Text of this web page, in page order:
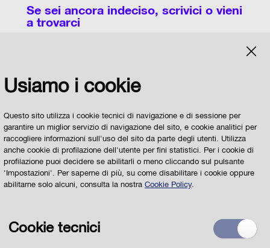
Se sei ancora indeciso, scrivici o vieni
a trovarci
informazioni sull'organizzazione dei Licei, degli
IeFP a Parma e sulle modalità di scelta della
Scuola
IlServizio per la Scuola del Comune di Parma
risponderà alle vostre domande
Usiamo i cookie
Questo sito utilizza i cookie tecnici di navigazione e di sessione per
garantire un miglior servizio di navigazione del sito, e cookie analitici per
raccogliere informazioni sull'uso del sito da parte degli utenti. Utilizza
anche cookie di profilazione dell'utente per fini statistici. Per i cookie di
profilazione puoi decidere se abilitarli o meno cliccando sul pulsante
'Impostazioni'. Per saperne di più, su come disabilitare i cookie oppure
abilitarne solo alcuni, consulta la nostra Cookie Policy.
Cookie tecnici